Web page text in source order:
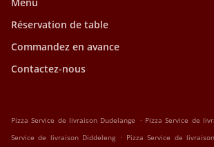
Réservation de table
Commandez en avance
Contactez-nous
Pizza Service de livraison Dudelange . Pizza Service de
Service de livraison Diddeleng . Pizza Service de